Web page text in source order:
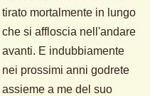
tirato mortalmente in lungo
che si affloscia nell'andare
avanti. E indubbiamente
nei prossimi anni godrete
assieme a me del suo